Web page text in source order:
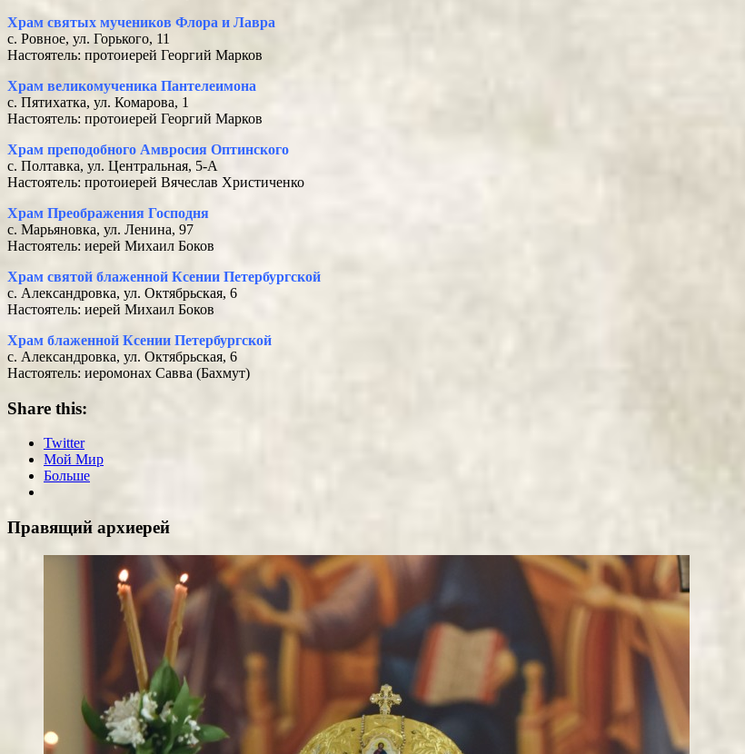
Храм святых мучеников Флора и Лавра
с. Ровное, ул. Горького, 11
Настоятель: протоиерей Георгий Марков
Храм великомученика Пантелеимона
с. Пятихатка, ул. Комарова, 1
Настоятель: протоиерей Георгий Марков
Храм преподобного Амвросия Оптинского
с. Полтавка, ул. Центральная, 5-А
Настоятель: протоиерей Вячеслав Христиченко
Храм Преображения Господня
с. Марьяновка, ул. Ленина, 97
Настоятель: иерей Михаил Боков
Храм святой блаженной Ксении Петербургской
с. Александровка, ул. Октябрьская, 6
Настоятель: иерей Михаил Боков
Храм блаженной Ксении Петербургской
с. Александровка, ул. Октябрьская, 6
Настоятель: иеромонах Савва (Бахмут)
Share this:
Twitter
Мой Мир
Больше
Правящий архиерей